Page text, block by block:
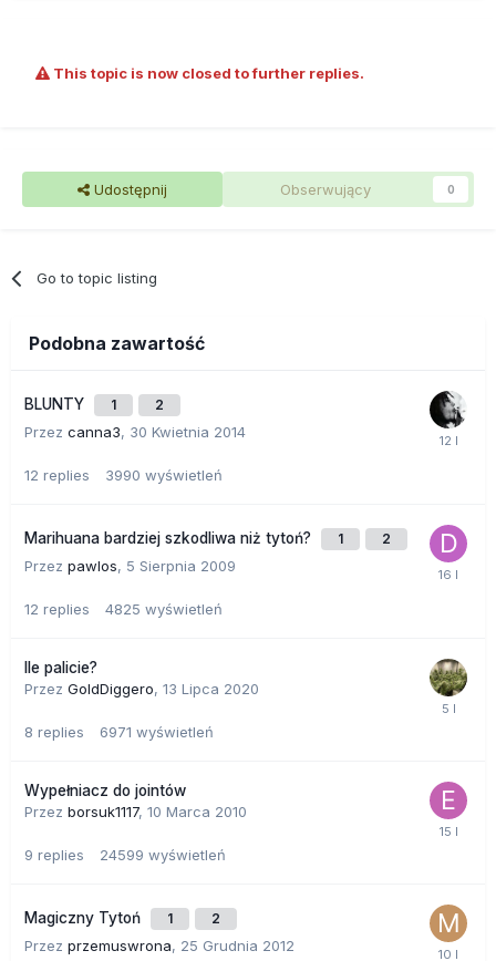
This topic is now closed to further replies.
Udostępnij Obserwujący 0
Go to topic listing
Podobna zawartość
BLUNTY 1 2
Przez canna3, 30 Kwietnia 2014
12 replies 3990 wyświetleń
Marihuana bardziej szkodliwa niż tytoń? 1 2
Przez pawlos, 5 Sierpnia 2009
12 replies 4825 wyświetleń
Ile palicie?
Przez GoldDiggero, 13 Lipca 2020
8 replies 6971 wyświetleń
Wypełniacz do jointów
Przez borsuk1117, 10 Marca 2010
9 replies 24599 wyświetleń
Magiczny Tytoń 1 2
Przez przemuswrona, 25 Grudnia 2012